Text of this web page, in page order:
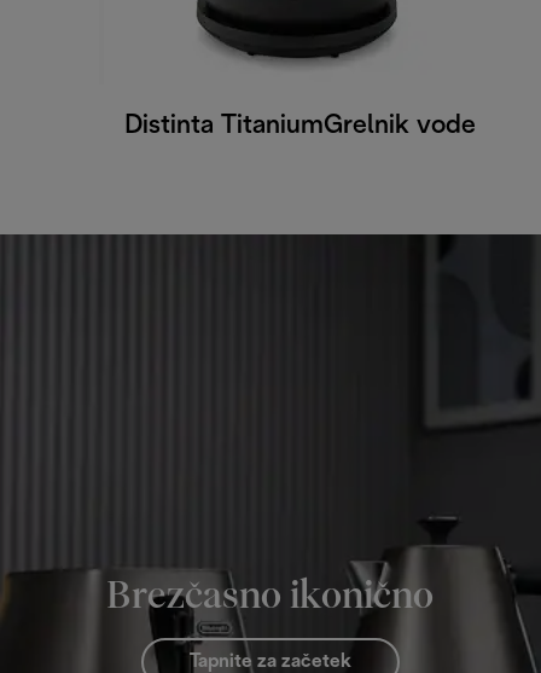
Distinta TitaniumGrelnik vode
Brezčasno ikonično
Tapnite za začetek